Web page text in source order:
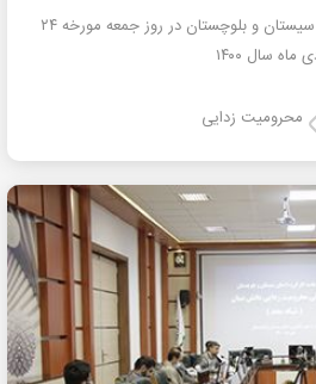
جلسه دیدار با استاندار استان سیستان و بلوچستان در روز جمعه مورخه ۲۴
ماه سال ۱۴۰۰
محرومیت زدایی